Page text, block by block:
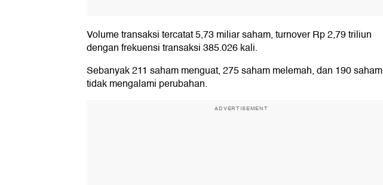
Volume transaksi tercatat 5,73 miliar saham, turnover Rp 2,79 triliun
dengan frekuensi transaksi 385.026 kali.
Sebanyak 211 saham menguat, 275 saham melemah, dan 190 saham
tidak mengalami perubahan.
ADVERTISEMENT